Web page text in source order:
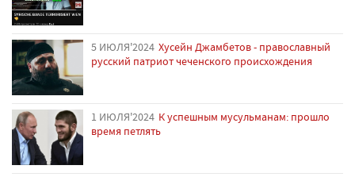
5 ИЮЛЯ'2024 Хусейн Джамбетов - православный
русский патриот чеченского происхождения
1 ИЮЛЯ'2024 К успешным мусульманам: прошло
время петлять